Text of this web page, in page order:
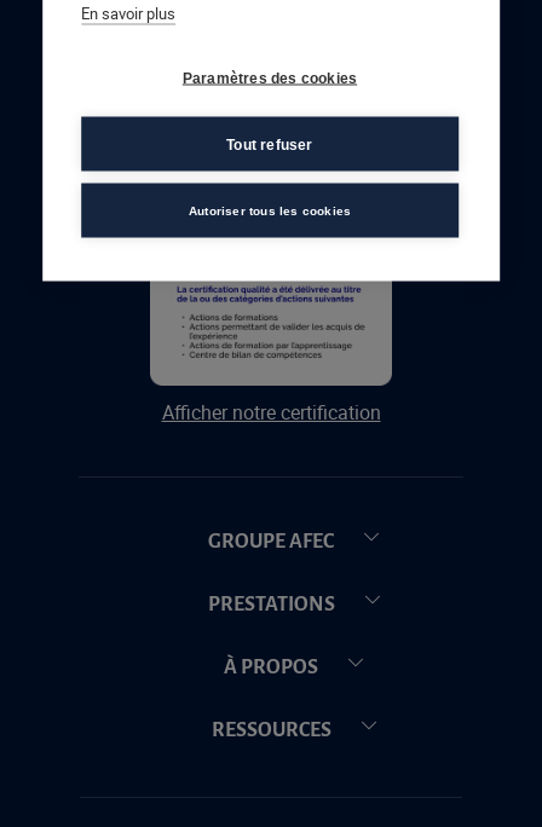
Afficher notre certification
GROUPE AFEC
PRESTATIONS
À PROPOS
RESSOURCES
En savoir plus
Paramètres des cookies
Tout refuser
Autoriser tous les cookies